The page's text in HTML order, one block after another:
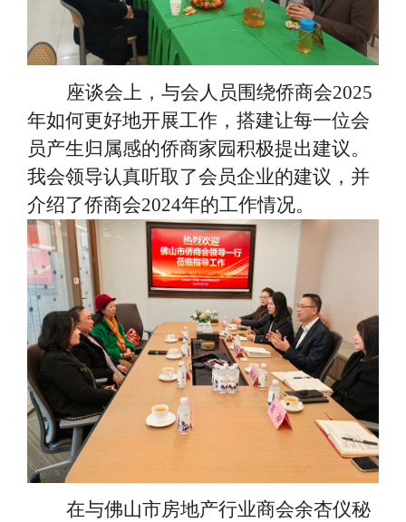
座谈会上，与会人员围绕侨商会2025
年如何更好地开展工作，搭建让每一位会
员产生归属感的侨商家园积极提出建议。
我会领导认真听取了会员企业的建议，并
介绍了侨商会2024年的工作情况。
在与佛山市房地产行业商会余杏仪秘